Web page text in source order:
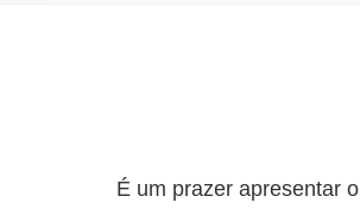
É um prazer apresentar o